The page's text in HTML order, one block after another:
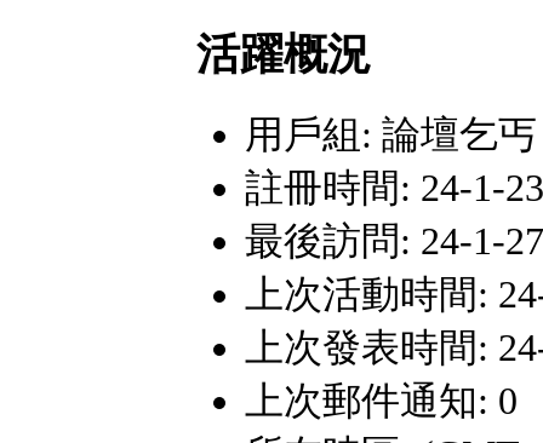
活躍概況
用戶組: 論壇乞丐
註冊時間: 24-1-
最後訪問: 24-1-
上次活動時間:
上次發表時間:
上次郵件通知: 0